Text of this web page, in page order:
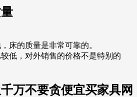
床的质量是非常可靠的。
低，对外销售的价格不是特别的
万不要贪便宜买家具网